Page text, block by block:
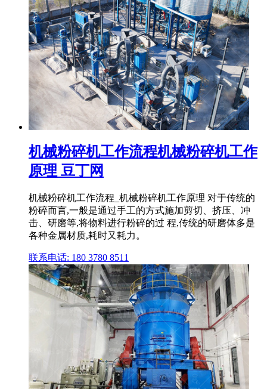
机械粉碎机工作流程机械粉碎机工作
原理 豆丁网
机械粉碎机工作流程_机械粉碎机工作原理 对于传统的
粉碎而言,一般是通过手工的方式施加剪切、挤压、冲
击、研磨等,将物料进行粉碎的过 程,传统的研磨体多是
各种金属材质,耗时又耗力。
联系电话: 180 3780 8511